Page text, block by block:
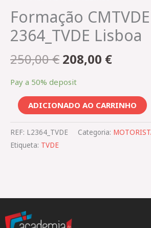
Formação
2364_TVDE Lisboa
250,00€ 208,00 €
Pay a 50% deposit
ADICIONADO AO CARRINHO
REF: L2364_TVDE Categoria:
Etiqueta: TVDE